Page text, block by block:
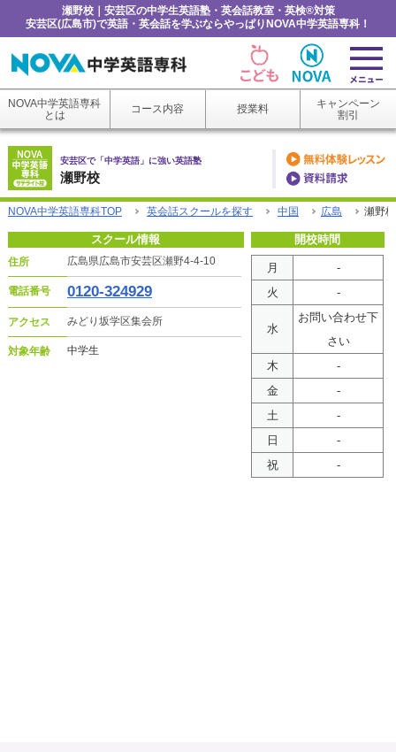
瀬野校｜安芸区の中学生英語塾・英会話教室・英検®対策
安芸区(広島市)で英語・英会話を学ぶならやっぱりNOVA中学英語専科！
NOVA中学英語専科
とは
コース内容 授業料
キャンペーン
割引
瀬野校
安芸区で「中学英語」に強い英語塾
NOVA中学英語専科TOP 英会話スクールを探す 中国 広島 瀬野校
スクール情報
住所 広島県広島市安芸区瀬野4-4-10
電話番号 0120-324929
アクセス みどり坂学区集会所
対象年齢 中学生
開校時間
月
-
火
-
水
お問い合わせ下
さい
木
-
金
-
土
-
日
-
祝
-